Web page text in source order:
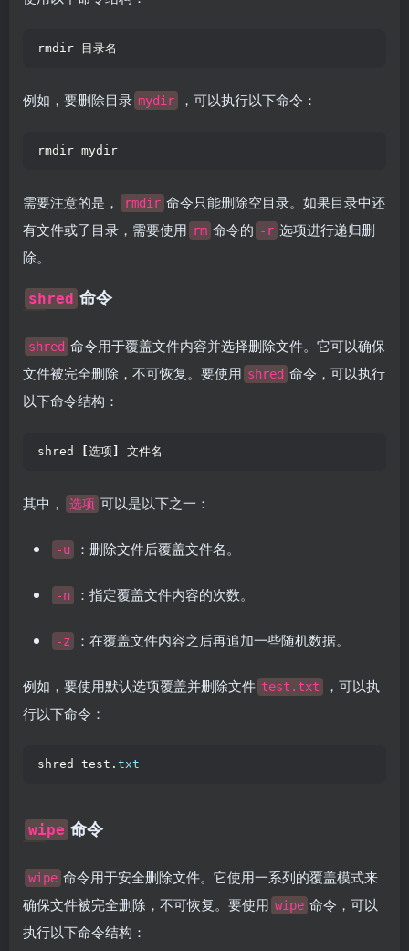
rmdir 目录名
例如，要删除目录 mydir ，可以执行以下命令：
rmdir mydir
需要注意的是， rmdir 命令只能删除空目录。如果目录中还
有文件或子目录，需要使用 rm 命令的 -r 选项进行递归删
除。
shred 命令
shred 命令用于覆盖文件内容并选择删除文件。它可以确保
文件被完全删除，不可恢复。要使用 shred 命令，可以执行
以下命令结构：
shred 选项 文件名
其中， 选项 可以是以下之一：
-u ：删除文件后覆盖文件名。
-n ：指定覆盖文件内容的次数。
-z ：在覆盖文件内容之后再追加一些随机数据。
例如，要使用默认选项覆盖并删除文件 test.txt
，可以执
行以下命令：
shred test. txt
wipe 命令
wipe 命令用于安全删除文件。它使用一系列的覆盖模式来
确保文件被完全删除，不可恢复。要使用 wipe 命令，可以
执行以下命令结构：